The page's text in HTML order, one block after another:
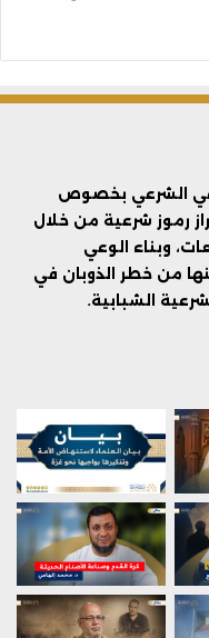
الشرعي بخصوص
رموز شرعية من خلال
وبناء الوعي
من خطر الذوبان في
الشبابية.